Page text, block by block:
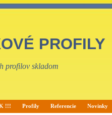
PROFILY
profilov skladom
!!! Profily Referencie Novinky